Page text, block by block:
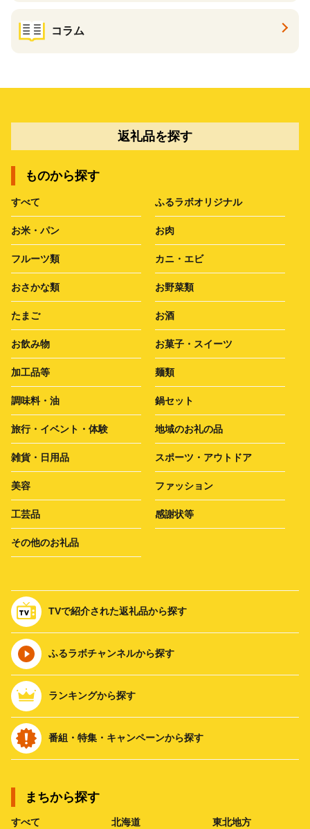
コラム
返礼品を探す
ものから探す
すべて ふるラボオリジナル
お米・パン お肉
フルーツ類 カニ・エビ
おさかな類 お野菜類
たまご お酒
お飲み物 お菓子・スイーツ
加工品等 麺類
調味料・油 鍋セット
旅行・イベント・体験 地域のお礼の品
雑貨・日用品 スポーツ・アウトドア
美容 ファッション
工芸品 感謝状等
その他のお礼品
TVで紹介された返礼品から探す
ふるラボチャンネルから探す
ランキングから探す
番組・特集・キャンペーンから探す
まちから探す
すべて 北海道 東北地方